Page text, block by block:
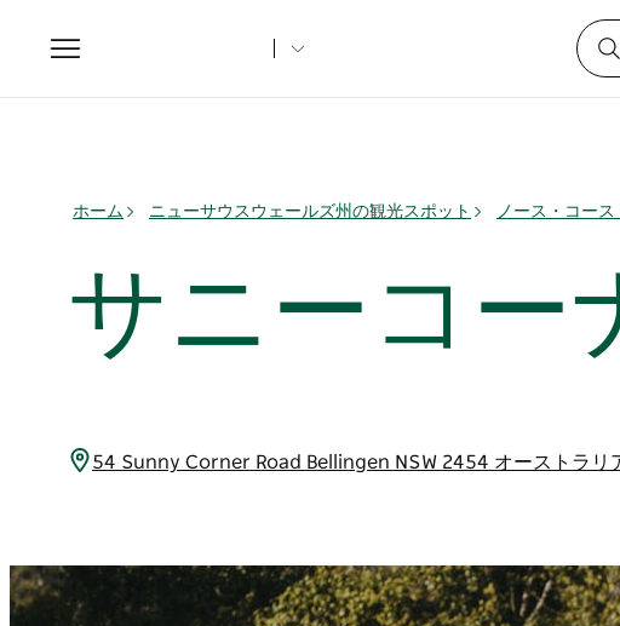
Toggle
navigation
ホーム ニューサウスウェールズ州の観光スポット ノース・コース
サニーコー
54 Sunny Corner Road Bellingen NSW 2454 オーストラリ